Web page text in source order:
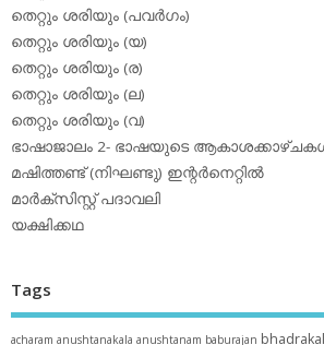
തെറ്റും ശരിയും (പവര്‍ഗം)
തെറ്റും ശരിയും (യ)
തെറ്റും ശരിയും (ര)
തെറ്റും ശരിയും (ല)
തെറ്റും ശരിയും (വ)
ഭാഷാജാലം 2- ഭാഷയുടെ
മഷിത്തണ്ട് (നിഘണ്ടു) ഇന്റര്‍നെറ്റില്‍
മാര്‍ക്‌സിസ്റ്റ് പദാവലി
യക്ഷിക്കഥ
Tags
acharam anushtanakala anushtanam baburajan